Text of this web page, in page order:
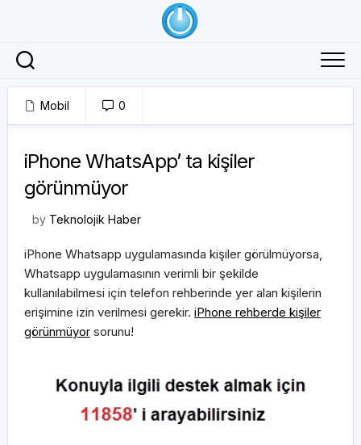
Mobil 0
iPhone WhatsApp’ ta kişiler
görünmüyor
by Teknolojik Haber
iPhone Whatsapp uygulamasında kişiler görülmüyorsa,
Whatsapp uygulamasının verimli bir şekilde
kullanılabilmesi için telefon rehberinde yer alan kişilerin
erişimine izin verilmesi gerekir. iPhone rehberde kişiler
görünmüyor sorunu!